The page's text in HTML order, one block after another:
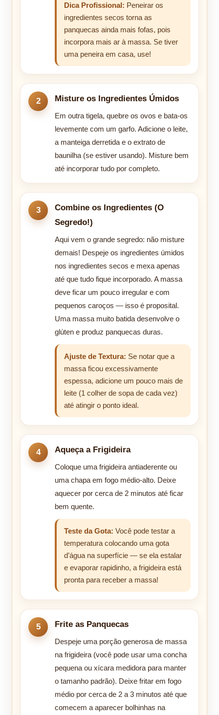
Dica Profissional: Peneirar os
ingredientes secos torna as
panquecas ainda mais fofas, pois
incorpora mais ar à massa. Se tiver
uma peneira em casa, use!
Misture os Ingredientes Úmidos
Em outra tigela, quebre os ovos e bata-os
levemente com um garfo. Adicione o leite,
a manteiga derretida e o extrato de
baunilha (se estiver usando). Misture bem
até incorporar tudo por completo.
Combine os Ingredientes (O
Segredo!)
Aqui vem o grande segredo: não misture
demais! Despeje os ingredientes úmidos
nos ingredientes secos e mexa apenas
até que tudo fique incorporado. A massa
deve ficar um pouco irregular e com
pequenos caroços — isso é proposital.
Uma massa muito batida desenvolve o
glúten e produz panquecas duras.
Ajuste de Textura: Se notar que a
massa ficou excessivamente
espessa, adicione um pouco mais de
leite (1 colher de sopa de cada vez)
até atingir o ponto ideal.
Aqueça a Frigideira
Coloque uma frigideira antiaderente ou
uma chapa em fogo médio-alto. Deixe
aquecer por cerca de 2 minutos até ficar
bem quente.
Teste da Gota: Você pode testar a
temperatura colocando uma gota
d’água na superfície — se ela estalar
e evaporar rapidinho, a frigideira está
pronta para receber a massa!
Frite as Panquecas
Despeje uma porção generosa de massa
na frigideira (você pode usar uma concha
pequena ou xícara medidora para manter
o tamanho padrão). Deixe fritar em fogo
médio por cerca de 2 a 3 minutos até que
comecem a aparecer bolhinhas na